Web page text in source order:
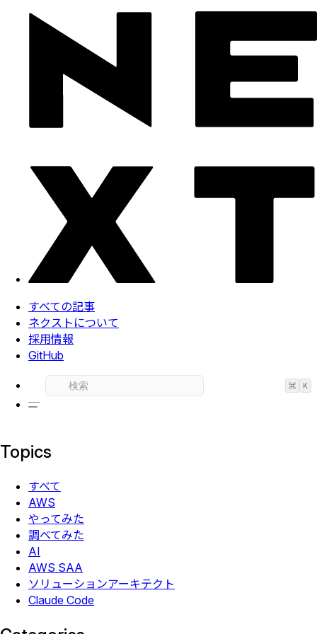
すべての記事
ネクストについて
採用情報
GitHub
⌘ K
Topics
すべて
AWS
やってみた
調べてみた
AI
AWS SAA
ソリューションアーキテクト
Claude Code